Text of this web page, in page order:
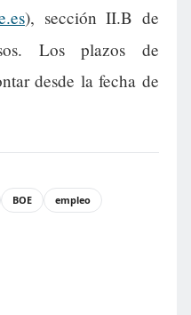
), sección II.B de
Los plazos de
desde la fecha de
BOE
empleo